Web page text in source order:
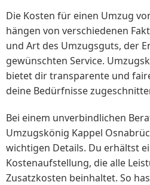
Die Kosten für einen Umzug
hängen von verschiedenen
und Art des Umzugsguts, der
gewünschten Service.
bietet dir transparente und
deine Bedürfnisse
Bei einem unverbindlichen
Umzugskönig Kappel
wichtigen Details. Du erhältst
Kostenaufstellung, die alle
Zusatzkosten beinhaltet. So